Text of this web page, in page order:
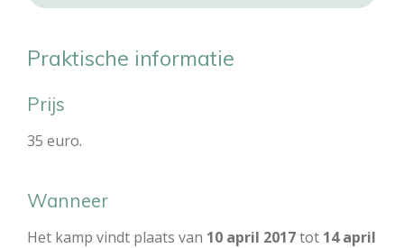
Praktische informatie
Prijs
35 euro.
Wanneer
Het kamp vindt plaats van 10 april 2017tot 14 april